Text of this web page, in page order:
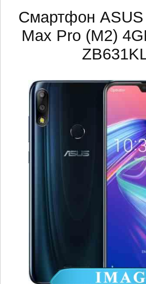
Смартфон ASUS
Max Pro (M2)